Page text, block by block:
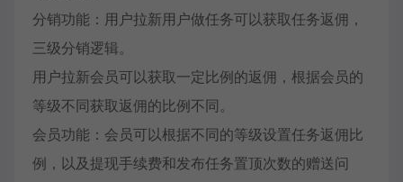
分销功能：用户拉新用户做任务可以获取任务返佣，
三级分销逻辑。
用户拉新会员可以获取一定比例的返佣，根据会员的
等级不同获取返佣的比例不同。
会员功能：会员可以根据不同的等级设置任务返佣比
例，以及提现手续费和发布任务置顶次数的赠送问